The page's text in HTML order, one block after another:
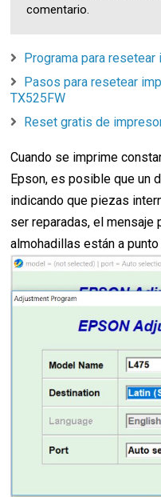
comentario.
Programa para
Pasos para resetear
TX525FW
Reset gratis de
Cuando se imprime
Epson, es posible que un
indicando que piezas
ser reparadas, el mensaje
almohadillas están a